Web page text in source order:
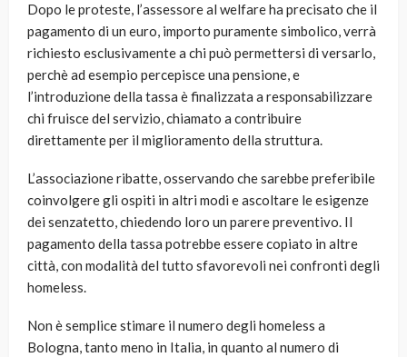
Dopo le proteste, l’assessore al welfare ha precisato che il
pagamento di un euro, importo puramente simbolico, verrà
richiesto esclusivamente a chi può permettersi di versarlo,
perchè ad esempio percepisce una pensione, e
l’introduzione della tassa è finalizzata a responsabilizzare
chi fruisce del servizio, chiamato a contribuire
direttamente per il miglioramento della struttura.
L’associazione ribatte, osservando che sarebbe preferibile
coinvolgere gli ospiti in altri modi e ascoltare le esigenze
dei senzatetto, chiedendo loro un parere preventivo. Il
pagamento della tassa potrebbe essere copiato in altre
città, con modalità del tutto sfavorevoli nei confronti degli
homeless.
Non è semplice stimare il numero degli homeless a
Bologna, tanto meno in Italia, in quanto al numero di